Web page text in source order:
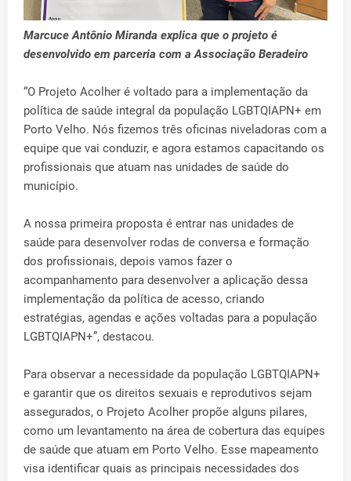
Marcuce Antônio Miranda explica que o projeto é
desenvolvido em parceria com a Associação Beradeiro
“O Projeto Acolher é voltado para a implementação da
política de saúde integral da população LGBTQIAPN+ em
Porto Velho. Nós fizemos três oficinas niveladoras com a
equipe que vai conduzir, e agora estamos capacitando os
profissionais que atuam nas unidades de saúde do
município.
A nossa primeira proposta é entrar nas unidades de
saúde para desenvolver rodas de conversa e formação
dos profissionais, depois vamos fazer o
acompanhamento para desenvolver a aplicação dessa
implementação da política de acesso, criando
estratégias, agendas e ações voltadas para a população
LGBTQIAPN+”, destacou.
Para observar a necessidade da população LGBTQIAPN+
e garantir que os direitos sexuais e reprodutivos sejam
assegurados, o Projeto Acolher propõe alguns pilares,
como um levantamento na área de cobertura das equipes
de saúde que atuam em Porto Velho. Esse mapeamento
visa identificar quais as principais necessidades dos